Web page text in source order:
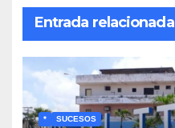
Entrada relacionada
* SUCESOS